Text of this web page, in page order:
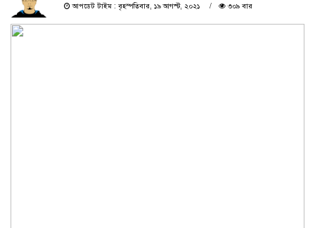
আপডেট টাইম : বৃহস্পতিবার, ১৯ আগস্ট, ২০২১
৩০৯ বার